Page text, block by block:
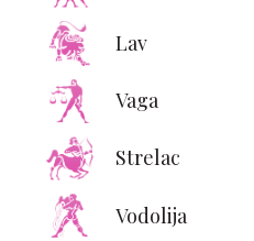
Lav
Vaga
Strelac
Vodolija